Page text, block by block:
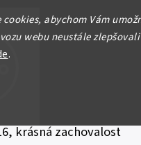
cookies, abychom Vám
webu neustále
.
krásná zachovalost